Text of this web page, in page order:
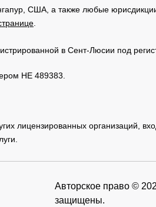
США, а также любые
в Сент-Люсии под
HE 489383.
лицензированных организаций,
Авторское право ©
защищены.